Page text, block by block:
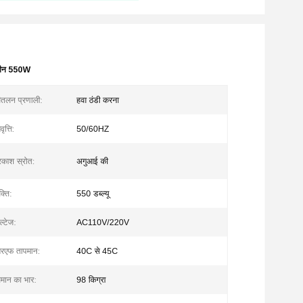
550W
प्रणाली: हवा ठंडी करना
50/60HZ
स्रोत: अगुआई की
550 डब्ल्यू
AC110V/220V
तापमान: 40C से 45C
का भार: 98 किग्रा